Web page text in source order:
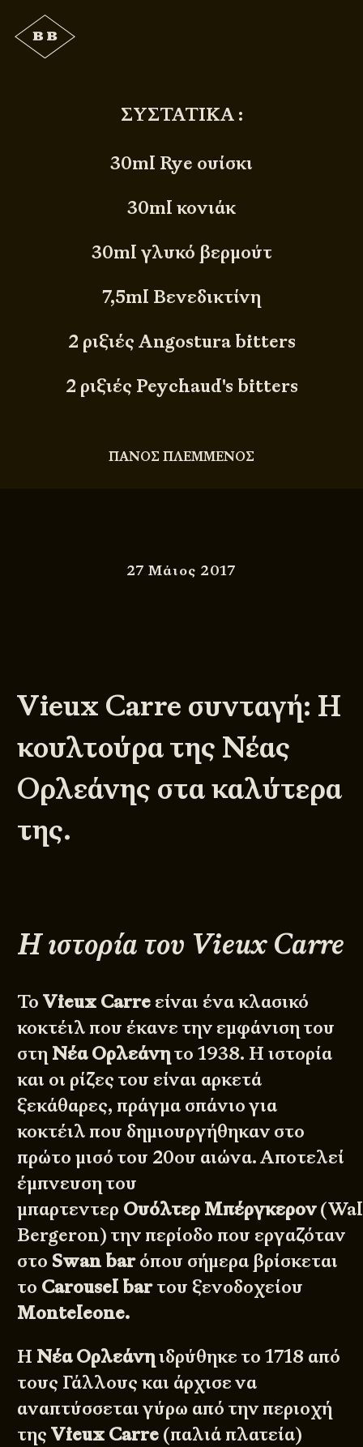
ΣΥΣΤΑΤΙΚΑ :
30ml Rye ουίσκι
30ml κονιάκ
30ml γλυκό βερμούτ
7,5ml Βενεδικτίνη
2 ριξιές Angostura bitters
2 ριξιές Peychaud's bitters
ΠΑΝΟΣ ΠΛΕΜΜΕΝΟΣ
27 Μάιος 2017
Vieux Carre συνταγή: Η
κουλτούρα της Νέας
Ορλεάνης στα καλύτερα
της.
Η ιστορία του Vieux Carre
ΤοVieux Carre είναι ένα κλασικό
κοκτέιλ που έκανε την εμφάνιση του
στη ΝέαΟρλεάνητο 1938. Η ιστορία
και οι ρίζες του είναι αρκετά
ξεκάθαρες, πράγμα σπάνιο για
κοκτέιλ που δημιουργήθηκαν στο
πρώτο μισό του 20ου αιώνα. Αποτελεί
έμπνευση του
μπαρτεντερ Ουόλτερ Μπέργκερον
Bergeron) την περίοδο που εργαζόταν
στο Swan barόπου σήμερα βρίσκεται
το Carousel barτου ξενοδοχείου
Monteleone.
Η ΝέαΟρλεάνηιδρύθηκε το 1718 από
τους Γάλλους και άρχισε να
αναπτύσσεται γύρω από την περιοχή
τηςVieux Carre (παλιά πλατεία)